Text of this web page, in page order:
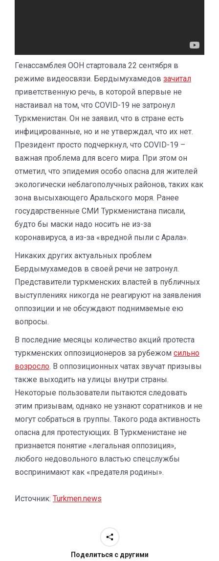
Генассамблея ООН стартовала 22 сентября в
режиме видеосвязи. Бердымухамедов зачитал
приветственную речь, в которой впервые не
настаивал на том, что COVID-19 не затронул
Туркменистан. Он не заявил, что в стране есть
инфицированные, но и не утверждал, что их нет.
Президент просто подчеркнул, что COVID-19 –
важная проблема для всего мира. При этом он
отметил, что эпидемия особо опасна для жителей
экологически неблагополучных районов, таких как
зона высыхающего Аральского моря. Ранее
государственные СМИ Туркменистана писали,
будто бы маски надо носить не из-за
коронавируса, а из-за «вредной пыли с Арала».
Никаких других актуальных проблем
Бердымухамедов в своей речи не затронул.
Представители туркменских властей в публичных
выступлениях никогда не реагируют на заявления
оппозиции и не обсуждают поднимаемые ею
вопросы.
В последние месяцы количество акций протеста
туркменских оппозиционеров за рубежом сильно
возросло. В оппозиционных чатах звучат призывы
также выходить на улицы внутри страны.
Некоторые пользователи пытаются следовать
этим призывам, однако не узнают соратников и не
могут собраться в группы. Такого рода активность
опасна для протестующих. В Туркменистане не
признается понятие «легальная оппозиция»,
любого недовольного властью спецслужбы
воспринимают как «предателя родины».
Источник: Turkmen.news
Поделиться с другими